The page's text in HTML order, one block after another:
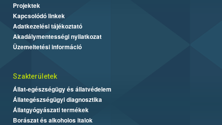
Projektek
Kapcsolódó linkek
Adatkezelési tájékoztató
Akadálymentességi nyilatkozat
Üzemeltetési információ
Szakterületek
Állat-egészségügy és állatvédelem
Állategészségügyi diagnosztika
Állatgyógyászati termékek
Borászat és alkoholos italok